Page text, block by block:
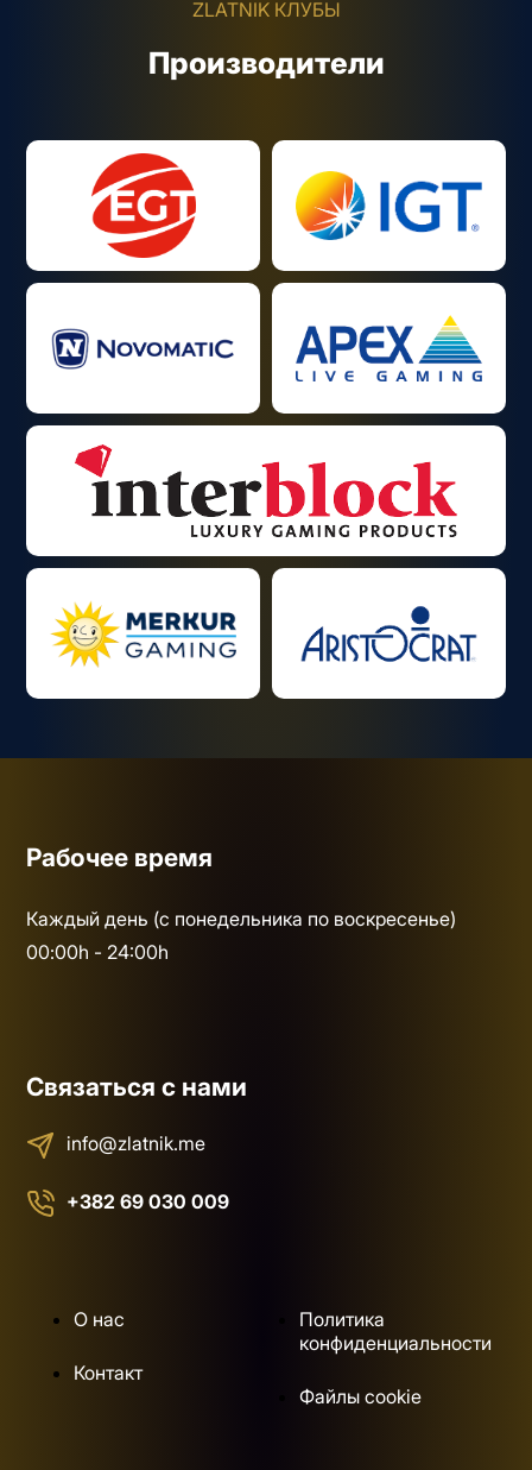
ZLATNIK КЛУБЫ
Производители
Рабочее время
Каждый день (с понедельника по воскресенье)
00:00h - 24:00h
Связаться с нами
info@zlatnik.me
+382 69 030 009
О нас
Контакт
Политика
конфиденциальности
Файлы cookie